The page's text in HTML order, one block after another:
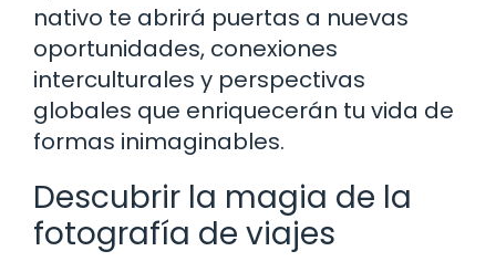
nativo te abrirá puertas a nuevas
oportunidades, conexiones
interculturales y perspectivas
globales que enriquecerán tu vida de
formas inimaginables.
Descubrir la magia de la
fotografía de viajes